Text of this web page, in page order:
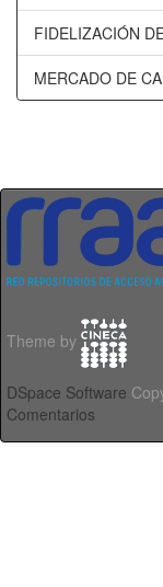
FIDELIZACIÓN
MERCADO DE
Theme by
DSpace Software
Comentarios